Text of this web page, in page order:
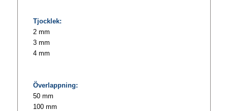
Tjocklek:
2 mm
3 mm
4 mm
Överlappning:
50 mm
100 mm